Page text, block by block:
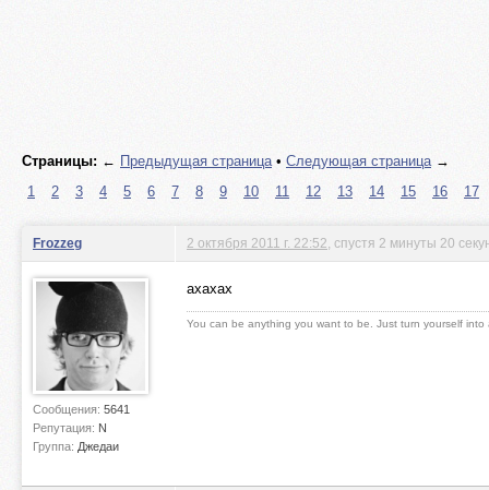
Страницы: ← Предыдущая страница• Следующая страница→
1
2 3 4 5 6 7 8 9 10 11 12 13 14 15 16 17
Frozzeg
Сообщения: 5641
Репутация: N
Группа: Джедаи
2 октября 2011 г. 22:52 , спустя 2 минуты 20
ахахах
You can be anything you want to be. Just turn yourself